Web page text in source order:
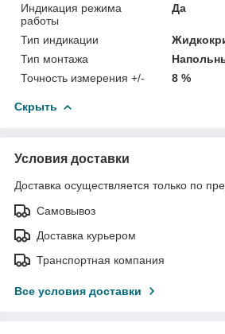
Индикация режима
работы
Да
Тип индикации
Тип монтажа
Точность измерения +/-
8 %
Скрыть
Условия доставки
Доставка осуществляется только по
Самовывоз
Доставка курьером
Транспортная компания
Все условия доставки